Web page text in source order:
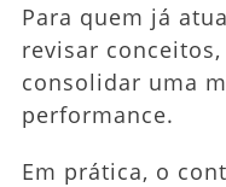
Para quem já
revisar
consolidar uma
performance.
Em prática, o